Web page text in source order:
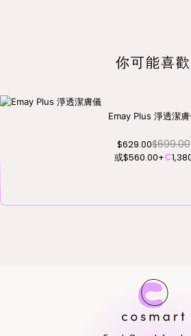
你可能喜歡
Emay Plus 淨透潔
$629.00$699.00
或$560.00+C